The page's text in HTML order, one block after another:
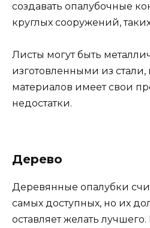
создавать опалубочные
круглых сооружений,
Листы могут быть
изготовленными из
материалов имеет свои
недостатки.
Дерево
Деревянные опалубки
самых доступных, но их
оставляет желать